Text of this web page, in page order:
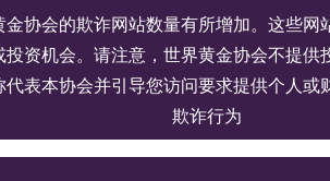
协会的欺诈网站数量有所增加。这些网
资机会。请注意，世界黄金协会不提
表本协会并引导您访问要求提供个人或
欺诈行为